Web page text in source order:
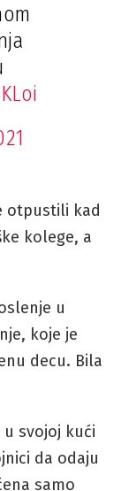
otpustili kad
kolege, a
u
koje je
decu. Bila
u svojoj kući
da odaju
samo